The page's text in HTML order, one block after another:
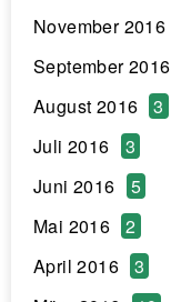
November 2016
September 2016
August 2016
3
Juli 2016
3
Juni 2016
5
Mai 2016
2
April 2016
3